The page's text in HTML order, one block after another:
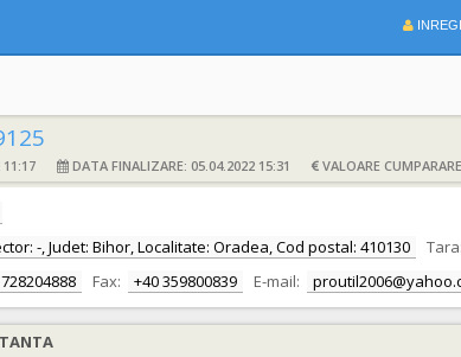
11:17 DATA FINALIZARE: 05.04.2022 15:31 VALOARE
-, Judet: Bihor, Localitate: Oradea, Cod postal: 410130 Tara:
Fax: +40 359800839 E-mail: